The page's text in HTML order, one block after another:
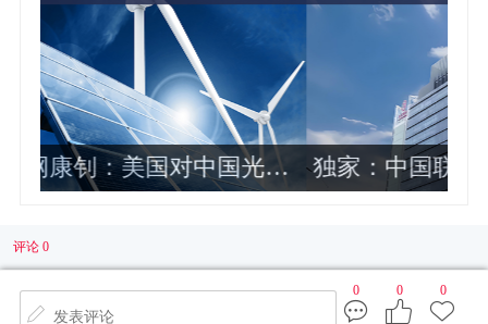
独家：中国联通2024年各省公司政企
评论 0
0 0 0